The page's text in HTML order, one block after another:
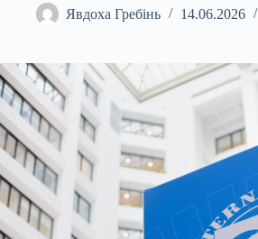
Явдоха Гребінь 14.06.2026